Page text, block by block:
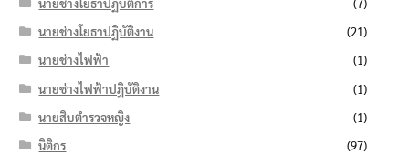
นายช่างโยธาปฏิบัติการ
(7)
นายช่างโยธาปฏิบัติงาน
(21)
นายช่างไฟฟ้า
(1)
นายช่างไฟฟ้าปฏิบัติงาน
(1)
นายสิบตำรวจหญิง
(1)
นิติกร
(97)